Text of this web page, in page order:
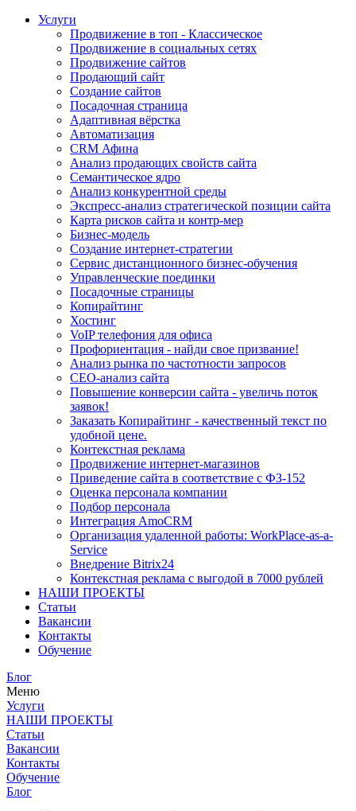
Услуги
Продвижение в топ - Классическое
Продвижение в социальных сетях
Продвижение сайтов
Продающий сайт
Создание сайтов
Посадочная страница
Адаптивная вёрстка
Автоматизация
CRM Афина
Анализ продающих свойств сайта
Семантическое ядро
Анализ конкурентной среды
Экспресс-анализ стратегической позиции сайта
Карта рисков сайта и контр-мер
Бизнес-модель
Создание интернет-стратегии
Сервис дистанционного бизнес-обучения
Управленческие поединки
Посадочные страницы
Копирайтинг
Хостинг
VoIP телефония для офиса
Профориентация - найди свое призвание!
Анализ рынка по частотности запросов
СЕО-анализ сайта
Повышение конверсии сайта - увеличь поток
заявок!
Заказать Копирайтинг - качественный текст по
удобной цене.
Контекстная реклама
Продвижение интернет-магазинов
Приведение сайта в соответствие с ФЗ-152
Оценка персонала компании
Подбор персонала
Интеграция AmoCRM
Организация удаленной работы: WorkPlace-as-a-
Service
Внедрение Bitrix24
Контекстная реклама с выгодой в 7000 рублей
НАШИ ПРОЕКТЫ
Статьи
Вакансии
Контакты
Обучение
Блог
Меню
Услуги
НАШИ ПРОЕКТЫ
Статьи
Вакансии
Контакты
Обучение
Блог